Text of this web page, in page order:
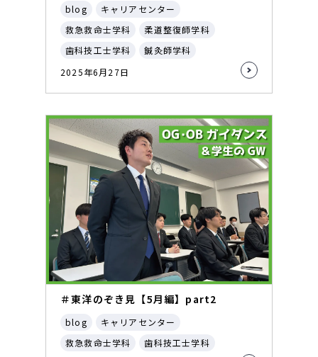
blog
キャリアセンター
救急救命士学科
柔道整復師学科
歯科技工士学科
鍼灸師学科
2025年6月27日
＃東洋のぞき見【5月編】part2
blog
キャリアセンター
救急救命士学科
歯科技工士学科